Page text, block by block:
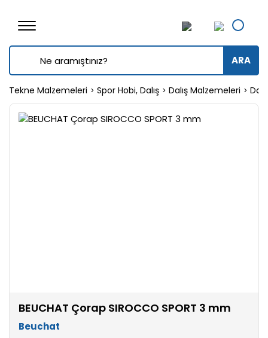
ARA
Tekne Malzemeleri Spor Hobi, Dalış Dalış Malzemeleri
BEUCHAT Çorap SIROCCO SPORT 3 mm
Beuchat